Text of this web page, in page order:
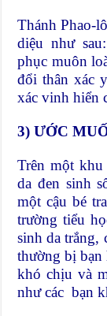
Thánh Phao-
diệu như
phục muôn
đổi thân xác
xác vinh hiển
3) ƯỚC
Trên một
da đen sinh
một cậu bé
trường tiểu
sinh da trắng,
thường bị bạn
khó chịu và
như các bạn